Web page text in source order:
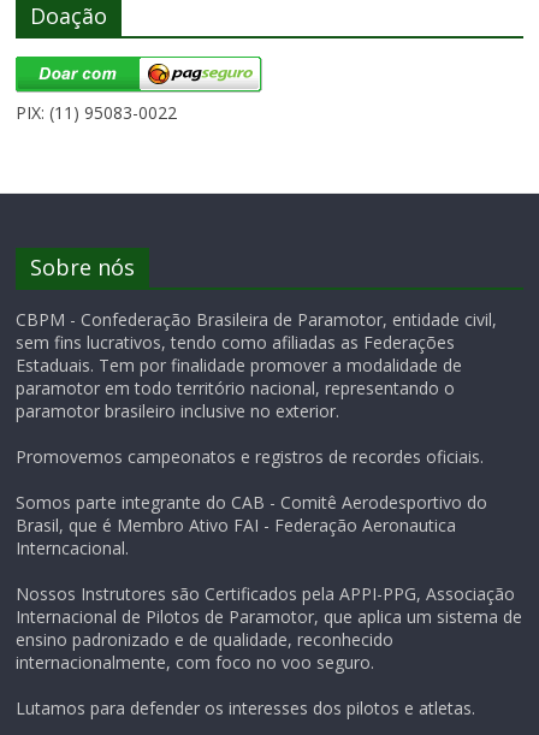
Doação
PIX: (11) 95083-0022
Sobre nós
CBPM - Confederação Brasileira de Paramotor, entidade civil,
sem fins lucrativos, tendo como afiliadas as Federações
Estaduais. Tem por finalidade promover a modalidade de
paramotor em todo território nacional, representando o
paramotor brasileiro inclusive no exterior.
Promovemos campeonatos e registros de recordes oficiais.
Somos parte integrante do CAB - Comitê Aerodesportivo do
Brasil, que é Membro Ativo FAI - Federação Aeronautica
Interncacional.
Nossos Instrutores são Certificados pela APPI-PPG, Associação
Internacional de Pilotos de Paramotor, que aplica um sistema de
ensino padronizado e de qualidade, reconhecido
internacionalmente, com foco no voo seguro.
Lutamos para defender os interesses dos pilotos e atletas.